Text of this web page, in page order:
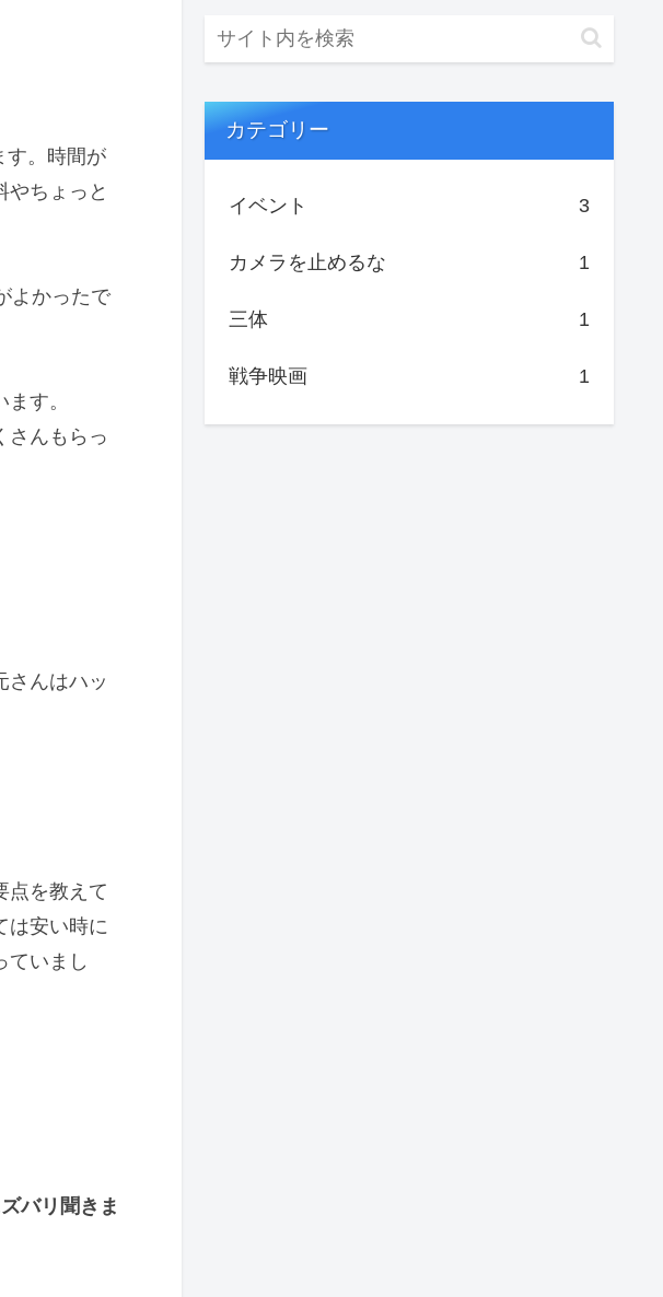
す。時間が
やちょっと
よかったで
す。
さんもらっ
さんはハッ
点を教えて
は安い時に
ていまし
バリ聞きま
カテゴリー
イベント 3
カメラを止めるな 1
三体 1
戦争映画 1